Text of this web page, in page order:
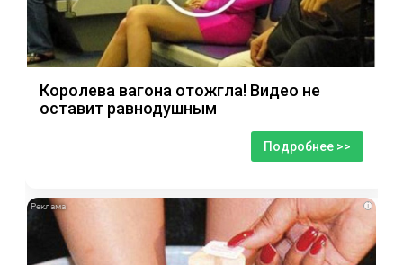
Королева вагона отожгла! Видео не
оставит равнодушным
Подробнее >>
i